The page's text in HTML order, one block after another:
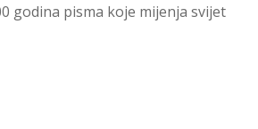
godina pisma koje mijenja svijet